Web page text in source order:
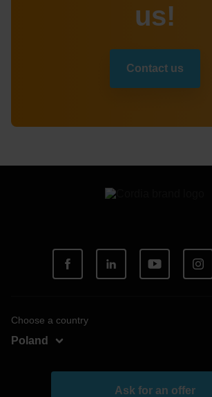
us!
Contact us
Choose a country
Poland
Ask for an offer